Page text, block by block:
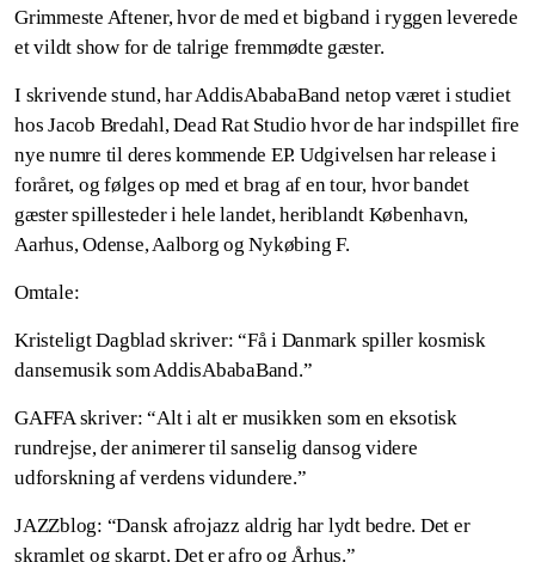
Grimmeste Aftener, hvor de med et bigband i ryggen leverede
et vildt show for de talrige fremmødte gæster.
I skrivende stund, har AddisAbabaBand netop været i studiet
hos Jacob Bredahl, Dead Rat Studio hvor de har indspillet fire
nye numre til deres kommende EP. Udgivelsen har release i
foråret, og følges op med et brag af en tour, hvor bandet
gæster spillesteder i hele landet, heriblandt København,
Aarhus, Odense, Aalborg og Nykøbing F.
Omtale:
Kristeligt Dagblad skriver: “Få i Danmark spiller kosmisk
dansemusik som AddisAbabaBand.”
GAFFA skriver: “Alt i alt er musikken som en eksotisk
rundrejse, der animerer til sanselig dansog videre
udforskning af verdens vidundere.”
JAZZblog: “Dansk afrojazz aldrig har lydt bedre. Det er
skramlet og skarpt. Det er afro og Århus.”